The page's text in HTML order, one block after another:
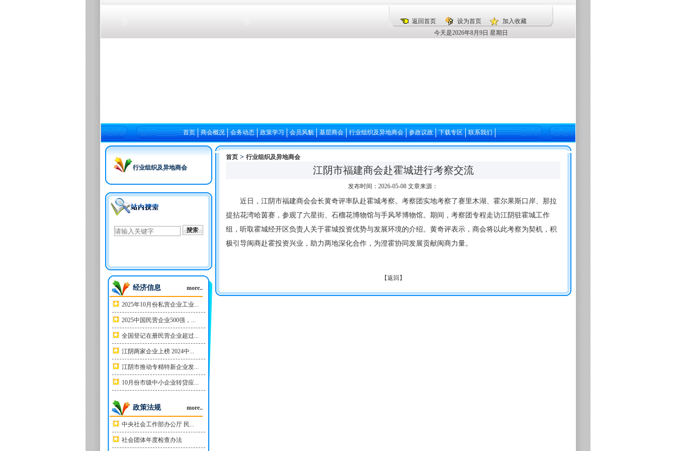
返回首页 设为首页
加入收藏
今天是2026年8月9日 星期日
首页 商会概况 会务动态 政策学习 会员风貌 基层商会 行业组织及异地商会 参政议政 下载专区 联系我们
行业组织及异地商会
经济信息 more..
2025年10月份私营企业工业...
2025中国民营企业500强，...
全国登记在册民营企业超过...
江阴两家企业上榜 2024中...
江阴市推动专精特新企业发...
10月份市级中小企业转贷应...
政策法规 more..
中央社会工作部办公厅 民...
社会团体年度检查办法
首页 > 行业组织及异地商会
江阴市福建商会赴霍城进行考察交流
发布时间：2026-05-08 文章来源：
近日，江阴市福建商会会长黄奇评率队赴霍城考察。考察团实地考察了赛里木湖、霍尔果斯口岸、那拉
提拈花湾哈茵赛，参观了六星街、石榴花博物馆与手风琴博物馆。期间，考察团专程走访江阴驻霍城工作
组，听取霍城经开区负责人关于霍城投资优势与发展环境的介绍。黄奇评表示，商会将以此考察为契机，积
极引导闽商赴霍投资兴业，助力两地深化合作，为澄霍协同发展贡献闽商力量。
【返回 】